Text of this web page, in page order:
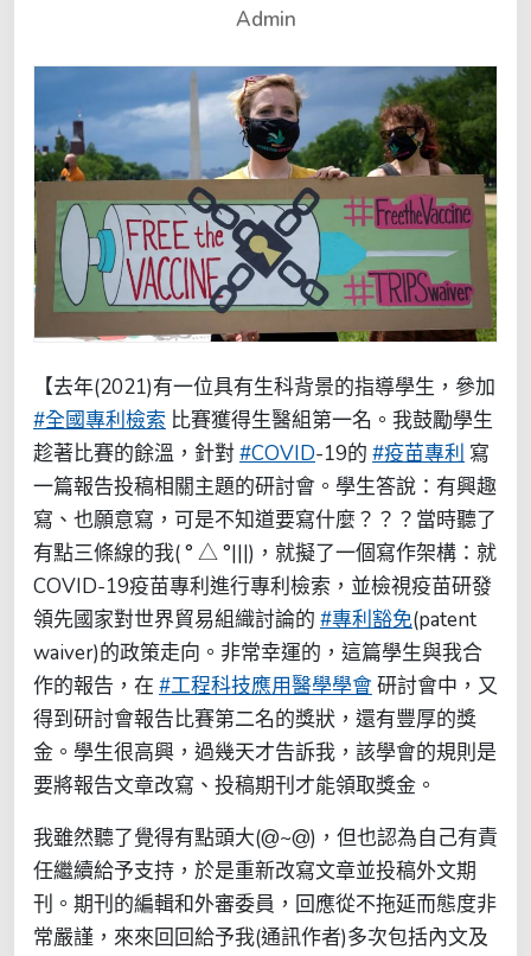
Admin
【去年(2021)有一位具有生科背景的指導學生，參加
#全國專利檢索 比賽獲得生醫組第一名。我鼓勵學生
趁著比賽的餘溫，針對#COVID-19的 #疫苗專利 寫
一篇報告投稿相關主題的研討會。學生答說：有興趣
寫、也願意寫，可是不知道要寫什麼？？？當時聽了
有點三條線的我( ° △ °|||)，就擬了一個寫作架構：就
COVID-19疫苗專利進行專利檢索，並檢視疫苗研發
領先國家對世界貿易組織討論的 #專利豁免(patent
waiver)的政策走向。非常幸運的，這篇學生與我合
作的報告，在 #工程科技應用醫學學會研討會中，又
得到研討會報告比賽第二名的獎狀，還有豐厚的獎
金。學生很高興，過幾天才告訴我，該學會的規則是
要將報告文章改寫、投稿期刊才能領取獎金。
我雖然聽了覺得有點頭大(@~@)，但也認為自己有責
任繼續給予支持，於是重新改寫文章並投稿外文期
刊。期刊的編輯和外審委員，回應從不拖延而態度非
常嚴謹，來來回回給予我(通訊作者)多次包括內文及